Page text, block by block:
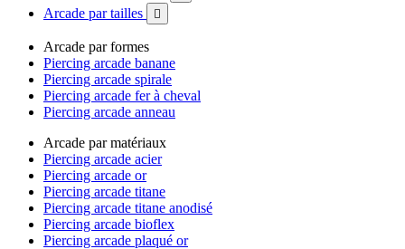
Arcade par tailles 
Arcade par formes
Piercing arcade banane
Piercing arcade spirale
Piercing arcade fer à cheval
Piercing arcade anneau
Arcade par matériaux
Piercing arcade acier
Piercing arcade or
Piercing arcade titane
Piercing arcade titane anodisé
Piercing arcade bioflex
Piercing arcade plaqué or